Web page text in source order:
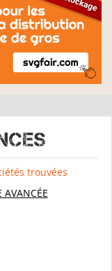
trouvées
AVANCÉE